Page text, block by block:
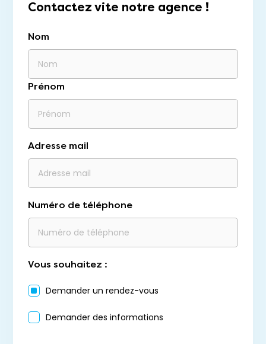
Contactez vite notre agence !
Nom
Prénom
Adresse mail
Numéro de téléphone
Vous souhaitez :
Demander un rendez-vous
Demander des informations